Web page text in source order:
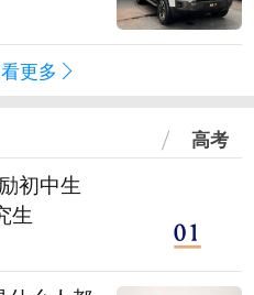
更多
高考
初中生
生